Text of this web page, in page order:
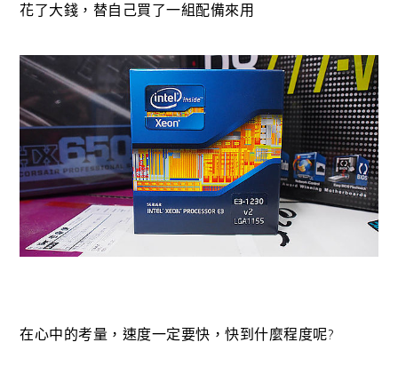
花了大錢，替自己買了一組配備來用
在心中的考量，速度一定要快，快到什麼程度呢?